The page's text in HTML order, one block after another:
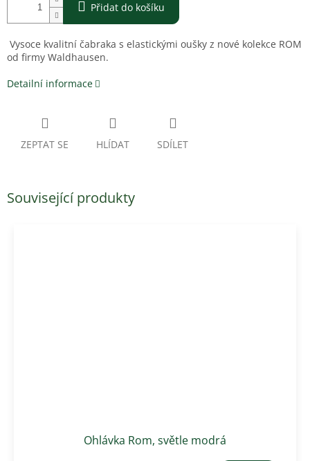
Přidat do košíku
Vysoce kvalitní čabraka s elastickými oušky z nové kolekce ROM
od firmy Waldhausen.
Detailní informace
ZEPTAT SE HLÍDAT SDÍLET
Související produkty
Ohlávka Rom, světle modrá